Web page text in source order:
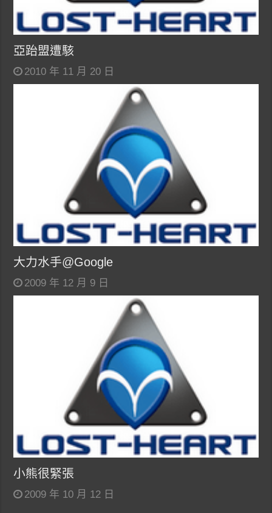
亞跆盟遭駭
2010 年 11 月 20 日
大力水手@Google
2009 年 12 月 9 日
小熊很緊張
2009 年 10 月 12 日